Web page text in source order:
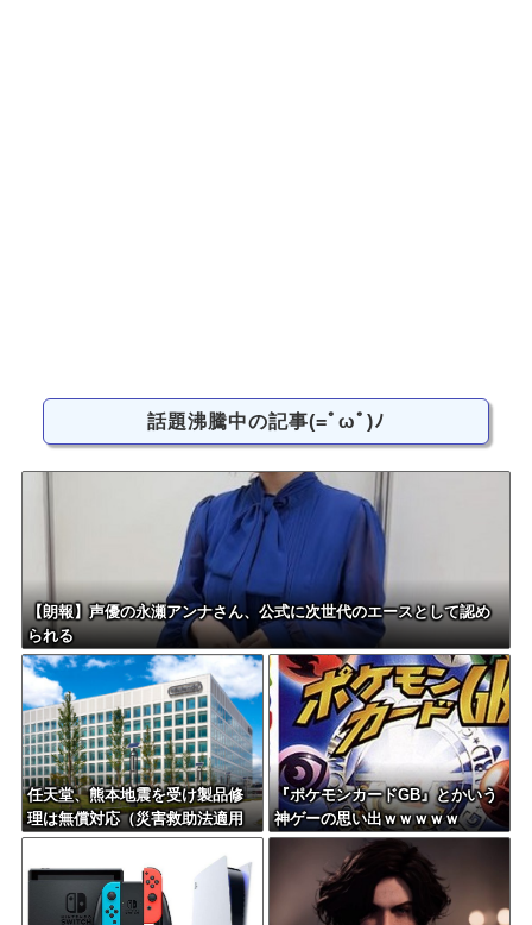
話題沸騰中の記事(=ﾟωﾟ)ﾉ
【朗報】声優の永瀬アンナさん、公式に次世代のエースとして認め
られる
任天堂、熊本地震を受け製品修
理は無償対応（災害救助法適用
地域）
『ポケモンカードGB』とかいう
神ゲーの思い出ｗｗｗｗｗ